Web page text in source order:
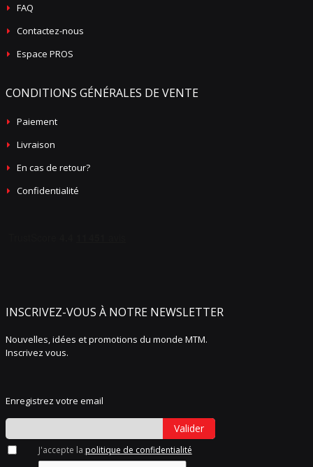
FAQ
Contactez-nous
Espace PROS
CONDITIONS GÉNÉRALES DE VENTE
Paiement
Livraison
En cas de retour?
Confidentialité
INSCRIVEZ-VOUS À NOTRE NEWSLETTER
Nouvelles, idées et promotions du monde MTM.
Inscrivez vous.
Enregistrez votre email
Valider
J'accepte la politique de confidentialité